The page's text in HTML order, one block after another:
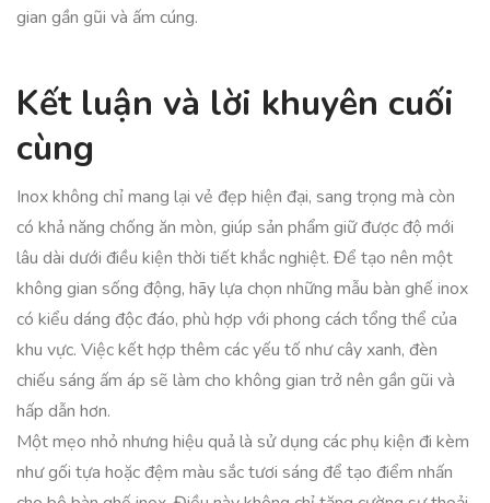
gian gần gũi và ấm cúng.
Kết luận và lời khuyên cuối
cùng
Inox không chỉ mang lại vẻ đẹp hiện đại, sang trọng mà còn
có khả năng chống ăn mòn, giúp sản phẩm giữ được độ mới
lâu dài dưới điều kiện thời tiết khắc nghiệt. Để tạo nên một
không gian sống động, hãy lựa chọn những mẫu bàn ghế inox
có kiểu dáng độc đáo, phù hợp với phong cách tổng thể của
khu vực. Việc kết hợp thêm các yếu tố như cây xanh, đèn
chiếu sáng ấm áp sẽ làm cho không gian trở nên gần gũi và
hấp dẫn hơn.
Một mẹo nhỏ nhưng hiệu quả là sử dụng các phụ kiện đi kèm
như gối tựa hoặc đệm màu sắc tươi sáng để tạo điểm nhấn